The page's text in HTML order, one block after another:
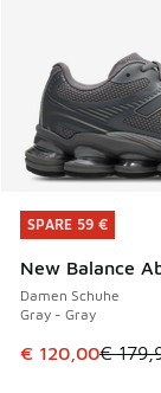
SPARE 59 €
New Balance
Damen Schuhe
Gray - Gray
Dieser Artikel
€ 120,00€
SPARE 59 €